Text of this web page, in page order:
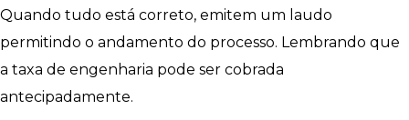
Quando tudo está correto, emitem um laudo
permitindo o andamento do processo. Lembrando que
a taxa de engenharia pode ser cobrada
antecipadamente.